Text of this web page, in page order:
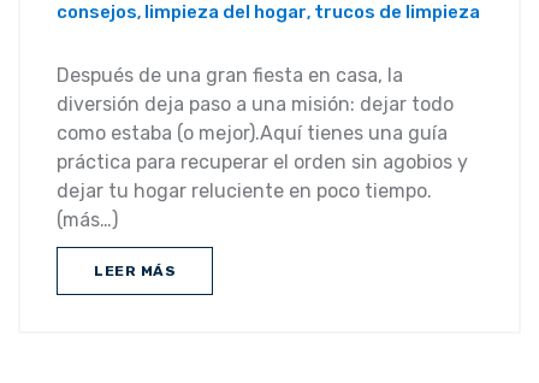
consejos, limpieza del hogar, trucos de limpieza
Después de una gran fiesta en casa, la
diversión deja paso a una misión: dejar todo
como estaba (o mejor).Aquí tienes una guía
práctica para recuperar el orden sin agobios y
dejar tu hogar reluciente en poco tiempo.
(más…)
LEER MÁS